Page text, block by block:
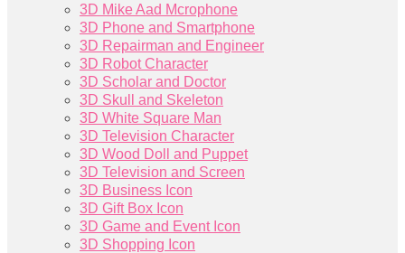
3D Mike Aad Mcrophone
3D Phone and Smartphone
3D Repairman and Engineer
3D Robot Character
3D Scholar and Doctor
3D Skull and Skeleton
3D White Square Man
3D Television Character
3D Wood Doll and Puppet
3D Television and Screen
3D Business Icon
3D Gift Box Icon
3D Game and Event Icon
3D Shopping Icon